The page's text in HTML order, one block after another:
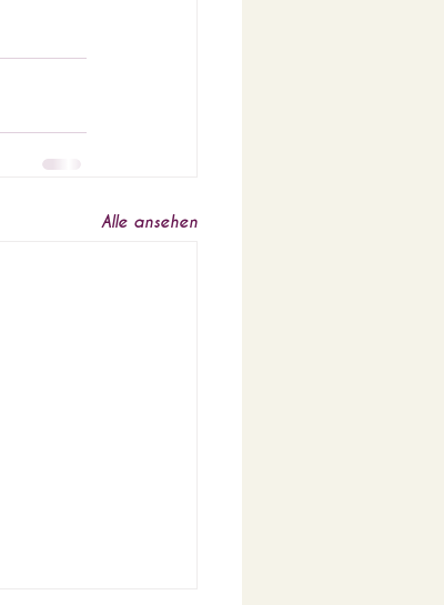
Alle ansehen